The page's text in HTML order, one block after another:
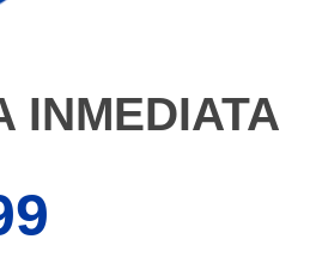
INMEDIATA